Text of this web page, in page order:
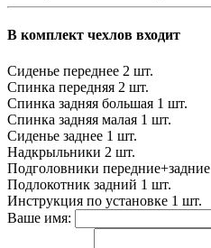
В комплект чехлов входит
Сиденье переднее 2 шт.
Спинка передняя 2 шт.
Спинка задняя большая 1 шт.
Спинка задняя малая 1 шт.
Сиденье заднее 1 шт.
Надкрыльники 2 шт.
Подголовники передние+задние
Подлокотник задний 1 шт.
Инструкция по установке 1 шт.
Ваше имя: